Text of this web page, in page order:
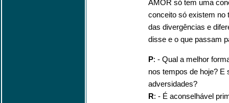
AMOR só tem uma
conceito só existem no
das divergências e
disse e o que passam
P: - Qual a melhor
nos tempos de hoje? E
adversidades?
R: - É aconselhável